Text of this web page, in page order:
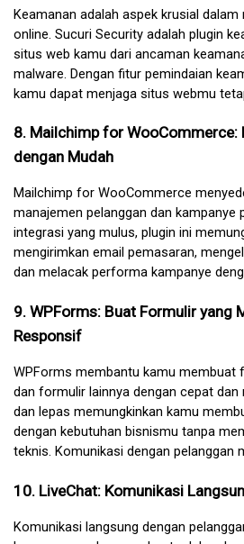
Keamanan adalah aspek krusial dalam
online. Sucuri Security adalah plugin
situs web kamu dari ancaman
malware. Dengan fitur pemindaian
kamu dapat menjaga situs webmu
8. Mailchimp for WooCommerce:
dengan Mudah
Mailchimp for WooCommerce
manajemen pelanggan dan kampanye
integrasi yang mulus, plugin ini
mengirimkan email pemasaran,
dan melacak performa kampanye
9. WPForms: Buat Formulir yang
Responsif
WPForms membantu kamu membuat
dan formulir lainnya dengan cepat
dan lepas memungkinkan kamu
dengan kebutuhan bisnismu tanpa
teknis. Komunikasi dengan pelanggan
10. LiveChat: Komunikasi
Komunikasi langsung dengan